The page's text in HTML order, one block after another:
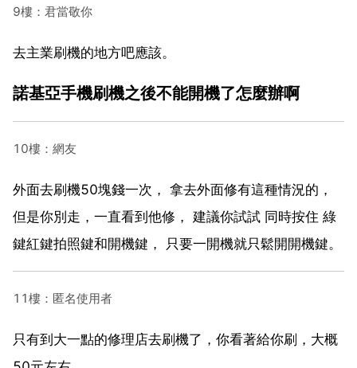
9樓：君當敬你
去主業刷機的地方吧應該。
諾基亞手機刷機之後不能開機了怎麼辦啊
10樓：網友
外面去刷機50塊錢一次， 拿去外面修有這種情況的，
但是你別走，一直看到他修， 建議你試試 同時按住 綠
鍵紅鍵拍照鍵和開機鍵， 只要一開機就只鬆開開機鍵。
11樓：匿名使用者
只有到大一點的修理店去刷機了，你看著給你刷，大概